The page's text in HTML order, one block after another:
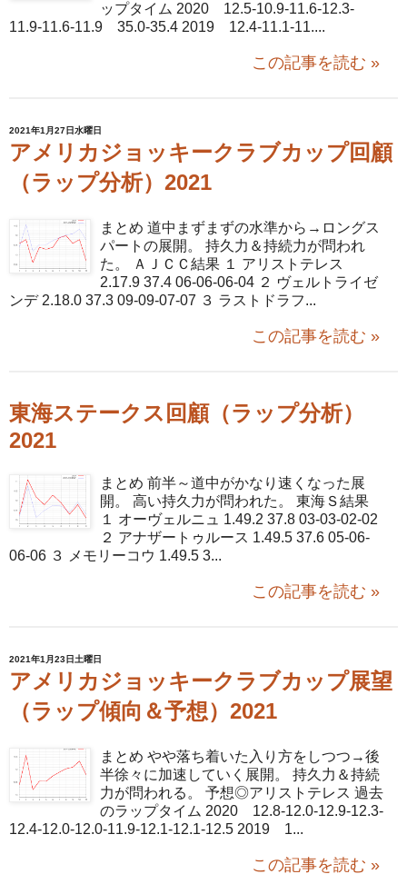
ップタイム 2020 12.5-10.9-11.6-12.3-
11.9-11.6-11.9 35.0-35.4 2019 12.4-11.1-11....
この記事を読む »
2021年1月27日水曜日
アメリカジョッキークラブカップ回顧
（ラップ分析）2021
まとめ 道中まずまずの水準から→ロングス
パートの展開。 持久力＆持続力が問われ
た。 ＡＪＣＣ結果 １ アリストテレス
2.17.9 37.4 06-06-06-04 ２ ヴェルトライゼ
ンデ 2.18.0 37.3 09-09-07-07 ３ ラストドラフ...
この記事を読む »
東海ステークス回顧（ラップ分析）
2021
まとめ 前半～道中がかなり速くなった展
開。 高い持久力が問われた。 東海Ｓ結果
１ オーヴェルニュ 1.49.2 37.8 03-03-02-02
２ アナザートゥルース 1.49.5 37.6 05-06-
06-06 ３ メモリーコウ 1.49.5 3...
この記事を読む »
2021年1月23日土曜日
アメリカジョッキークラブカップ展望
（ラップ傾向＆予想）2021
まとめ やや落ち着いた入り方をしつつ→後
半徐々に加速していく展開。 持久力＆持続
力が問われる。 予想◎アリストテレス 過去
のラップタイム 2020 12.8-12.0-12.9-12.3-
12.4-12.0-12.0-11.9-12.1-12.1-12.5 2019 1...
この記事を読む »